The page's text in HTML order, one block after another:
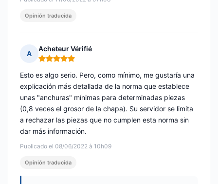
Opinión traducida
A
Acheteur Vérifié
Nota: 5 de 5
Publicado el 08/06/2022 à 10h09
Esto es algo serio. Pero, como mínimo, me gustaría una
explicación más detallada de la norma que establece
unas "anchuras" mínimas para determinadas piezas
(0,8 veces el grosor de la chapa). Su servidor se limita
a rechazar las piezas que no cumplen esta norma sin
dar más información.
Opinión traducida